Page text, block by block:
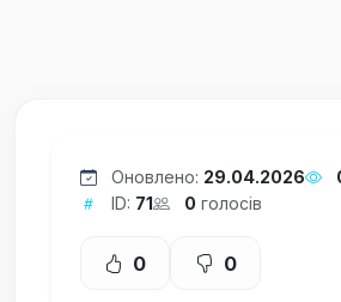
Оновлено: 29.04.2026
ID: 71 0 голосів
0 0